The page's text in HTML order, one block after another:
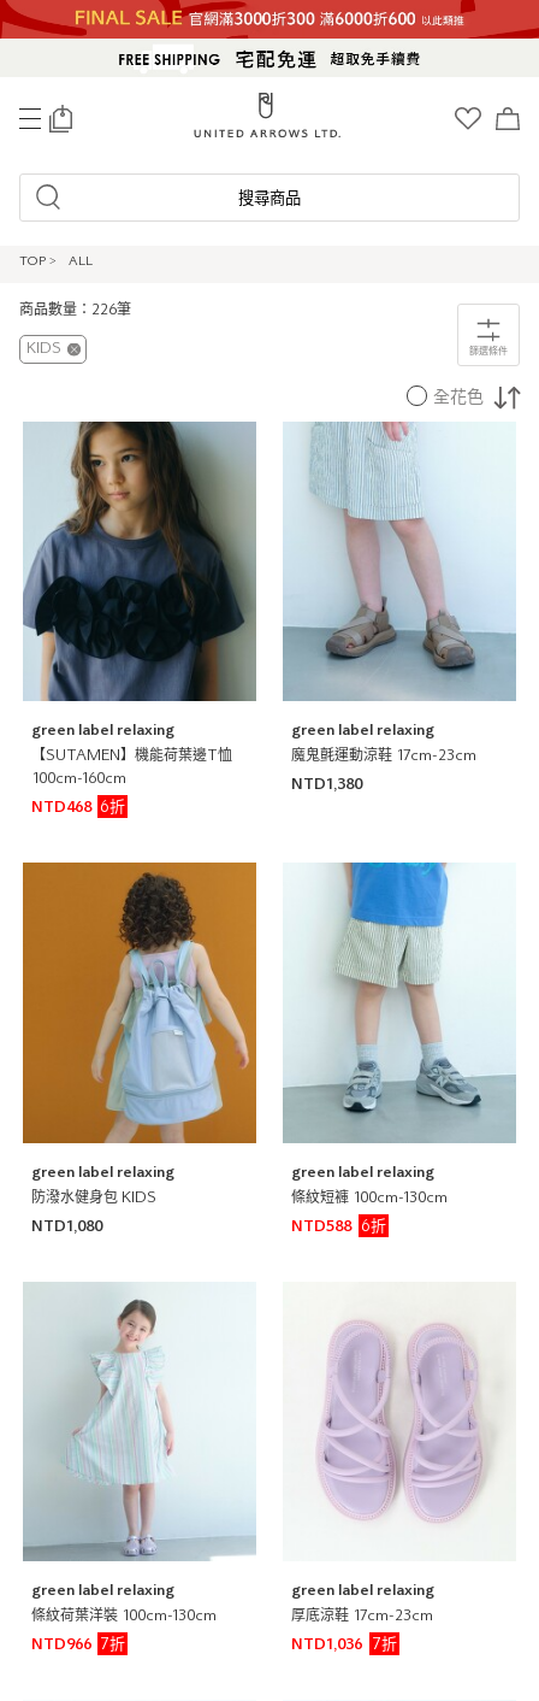
搜尋商品
TOP > ALL
商品數量：226筆
篩選條件
KIDS
全花色
green label relaxing
【SUTAMEN】機能荷葉邊T恤
100cm-160cm
NTD468
6折
green label relaxing
魔鬼氈運動涼鞋 17cm-23cm
NTD1,380
green label relaxing
防潑水健身包 KIDS
NTD1,080
green label relaxing
條紋短褲 100cm-130cm
NTD588
6折
green label relaxing
條紋荷葉洋裝 100cm-130cm
NTD966
7折
green label relaxing
厚底涼鞋 17cm-23cm
NTD1,036
7折